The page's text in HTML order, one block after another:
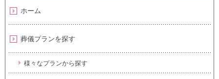
ホーム
葬儀プランを探す
様々なプランから探す